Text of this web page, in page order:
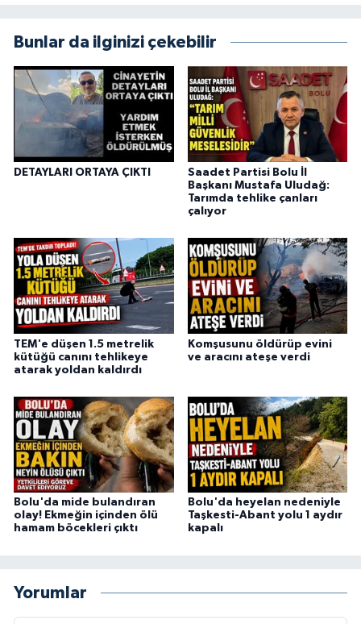
Bunlar da ilginizi çekebilir
DETAYLARI ORTAYA ÇIKTI
Saadet Partisi Bolu İl
Başkanı Mustafa Uludağ:
Tarımda tehlike çanları
çalıyor
TEM'e düşen 1.5 metrelik
kütüğü canını tehlikeye
atarak yoldan kaldırdı
Komşusunu öldürüp evini
ve aracını ateşe verdi
Bolu'da mide bulandıran
olay! Ekmeğin içinden ölü
hamam böcekleri çıktı
Bolu'da heyelan nedeniyle
Taşkesti-Abant yolu 1 aydır
kapalı
Yorumlar